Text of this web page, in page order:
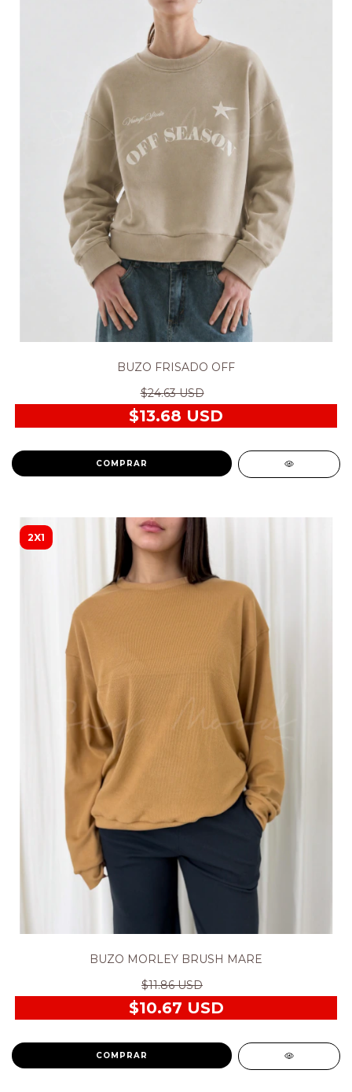
BUZO FRISADO OFF
$24.63 USD
$13.68 USD
COMPRAR
2X1
BUZO MORLEY BRUSH MARE
$11.86 USD
$10.67 USD
COMPRAR